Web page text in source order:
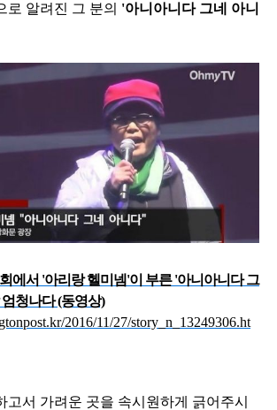
로 알려진 그 분의 '아니아니다 그네 아니
에서 '아리랑 헬미넴'이 부른 '아니아니다 그
청나다 (동영상)
2016/11/27/story_n_13249306.ht
서 가려운 곳을 속시원하게 긁어주시